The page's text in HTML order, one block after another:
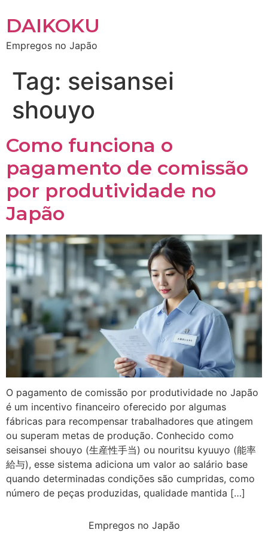
DAIKOKU
Empregos no Japão
Tag: seisansei
shouyo
Como funciona o
pagamento de comissão
por produtividade no
Japão
O pagamento de comissão por produtividade no Japão
é um incentivo financeiro oferecido por algumas
fábricas para recompensar trabalhadores que atingem
ou superam metas de produção. Conhecido como
seisansei shouyo (生産性手当) ou nouritsu kyuuyo (能率
給与), esse sistema adiciona um valor ao salário base
quando determinadas condições são cumpridas, como
número de peças produzidas, qualidade mantida […]
Empregos no Japão